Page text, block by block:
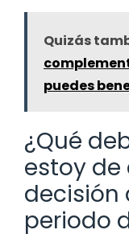
Quizás
puedes
¿Qué
estoy
decisión
periodo